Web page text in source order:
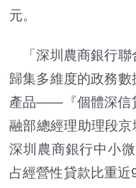
元。
「深圳農商銀行聯
歸集多維度的政務
產品——『個體深信
融部總經理助理段京
深圳農商銀行中小
占經營性貸款比重